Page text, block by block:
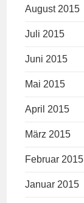
August 2015
Juli 2015
Juni 2015
Mai 2015
April 2015
März 2015
Februar 2015
Januar 2015